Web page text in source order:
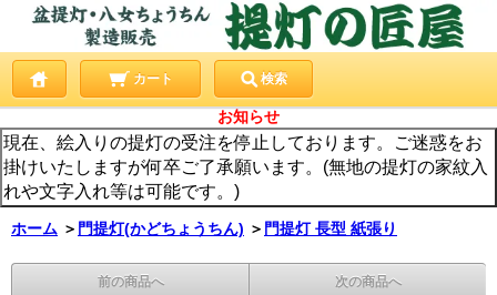
カート 検索
お知らせ
現在、絵入りの提灯の受注を停止しております。ご迷惑をお
掛けいたしますが何卒ご了承願います。(無地の提灯の家紋入
れや文字入れ等は可能です。)
ホーム ＞ 門提灯(かどちょうちん) ＞ 門提灯 長型 紙張り
前の商品へ 次の商品へ